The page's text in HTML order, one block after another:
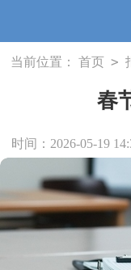
当前位置： 首页 >
春
时间：2026-05-19